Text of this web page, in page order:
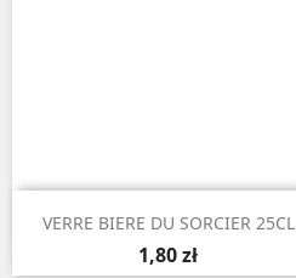
 Aperçu rapide
VERRE BIERE DU SORCIER 25CL
1,80 zł